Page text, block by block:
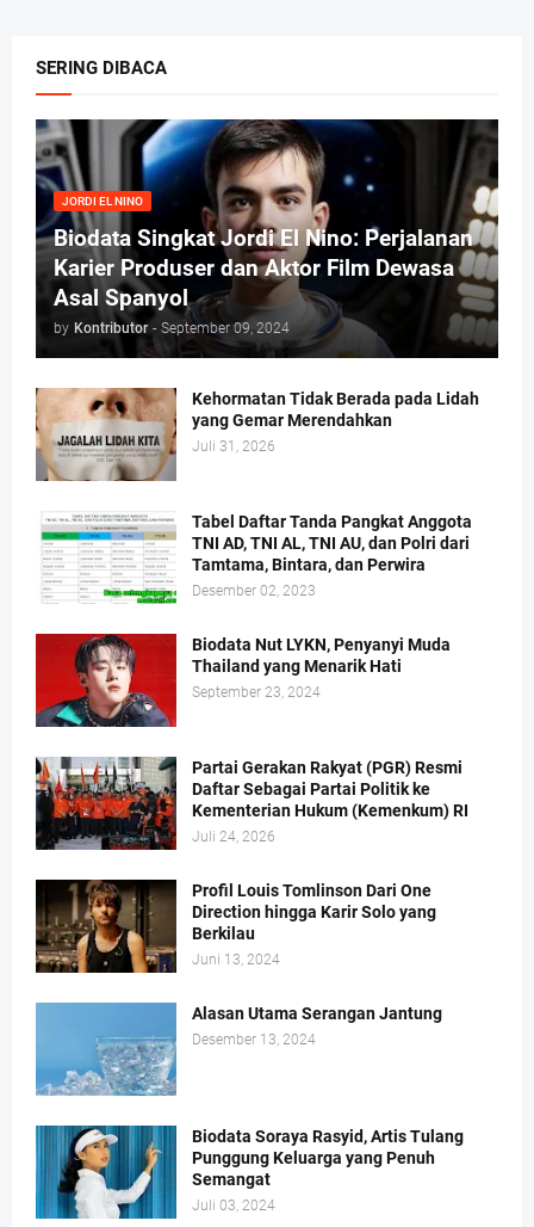
SERING DIBACA
JORDI EL NINO
Biodata Singkat Jordi El Nino: Perjalanan
Karier Produser dan Aktor Film Dewasa
Asal Spanyol
by Kontributor - September 09, 2024
Kehormatan Tidak Berada pada Lidah
yang Gemar Merendahkan
Juli 31, 2026
Tabel Daftar Tanda Pangkat Anggota
TNI AD, TNI AL, TNI AU, dan Polri dari
Tamtama, Bintara, dan Perwira
Desember 02, 2023
Biodata Nut LYKN, Penyanyi Muda
Thailand yang Menarik Hati
September 23, 2024
Partai Gerakan Rakyat (PGR) Resmi
Daftar Sebagai Partai Politik ke
Kementerian Hukum (Kemenkum) RI
Juli 24, 2026
Profil Louis Tomlinson Dari One
Direction hingga Karir Solo yang
Berkilau
Juni 13, 2024
Alasan Utama Serangan Jantung
Desember 13, 2024
Biodata Soraya Rasyid, Artis Tulang
Punggung Keluarga yang Penuh
Semangat
Juli 03, 2024